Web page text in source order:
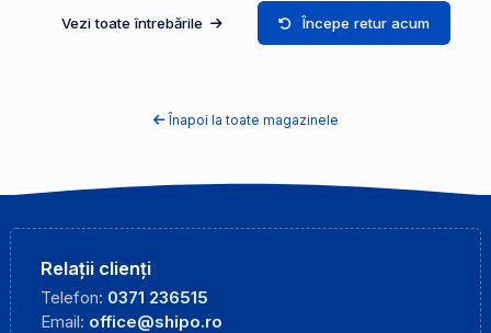
Vezi toate întrebările Începe retur acum
Înapoi la toate magazinele
Relații clienți
Telefon: 0371 236515
Email: office@shipo.ro